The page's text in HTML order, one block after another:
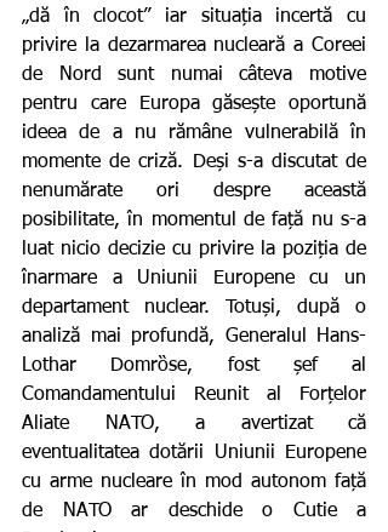
„dă în clocot” iar situația incertă cu
privire la dezarmarea nucleară a Coreei
de Nord sunt numai câteva motive
pentru care Europa găsește oportună
ideea de a nu rămâne vulnerabilă în
momente de criză. Deși s-a discutat de
nenumărate ori despre această
posibilitate, în momentul de față nu s-a
luat nicio decizie cu privire la poziția de
înarmare a Uniunii Europene cu un
departament nuclear. Totuși, după o
analiză mai profundă, Generalul Hans-
Lothar Domrȍse, fost șef al
Comandamentului Reunit al Forțelor
Aliate NATO, a avertizat că
eventualitatea dotării Uniunii Europene
cu arme nucleare în mod autonom față
de NATO ar deschide o Cutie a